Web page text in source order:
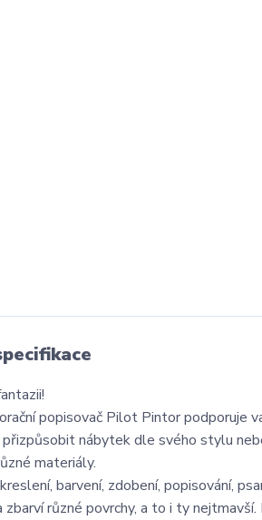
popisovač Pilot Pintor podporuje
nábytek dle svého stylu
materiály.
barvení, zdobení, popisování,
různé povrchy, a to i ty nejtmavší.